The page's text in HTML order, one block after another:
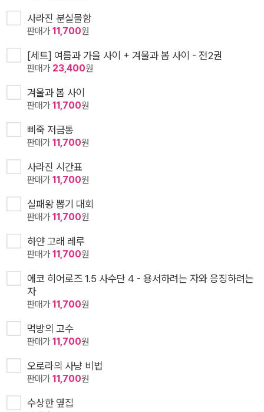
사라진 분실물함
판매가11,700원
[세트] 여름과 가을 사이 + 겨울과 봄 사이 - 전2권
판매가 23,400원
겨울과 봄 사이
판매가11,700원
삐죽 저금통
판매가11,700원
사라진 시간표
판매가11,700원
실패왕 뽑기 대회
판매가11,700원
하얀 고래 레루
판매가11,700원
에코 히어로즈 1.5 사수단 4 - 용서하려는 자와 응징하려는
자
판매가11,700원
먹방의 고수
판매가11,700원
오로라의 사냥 비법
판매가11,700원
수상한 옆집